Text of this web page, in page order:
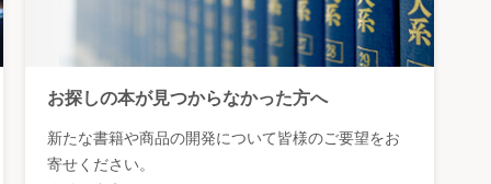
お探しの本が見つからなかった方へ
新たな書籍や商品の開発について皆様のご要望をお
寄せください。